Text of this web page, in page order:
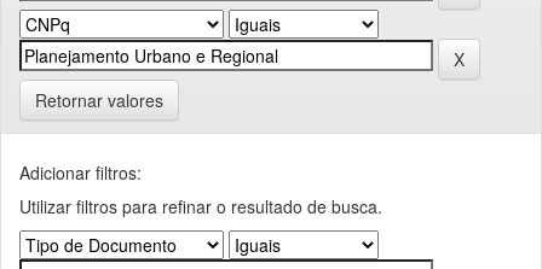
Retornar valores
Adicionar filtros:
Utilizar filtros para refinar o resultado de busca.